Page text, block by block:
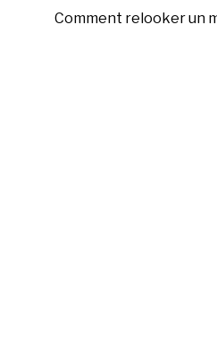
Comment relooker un